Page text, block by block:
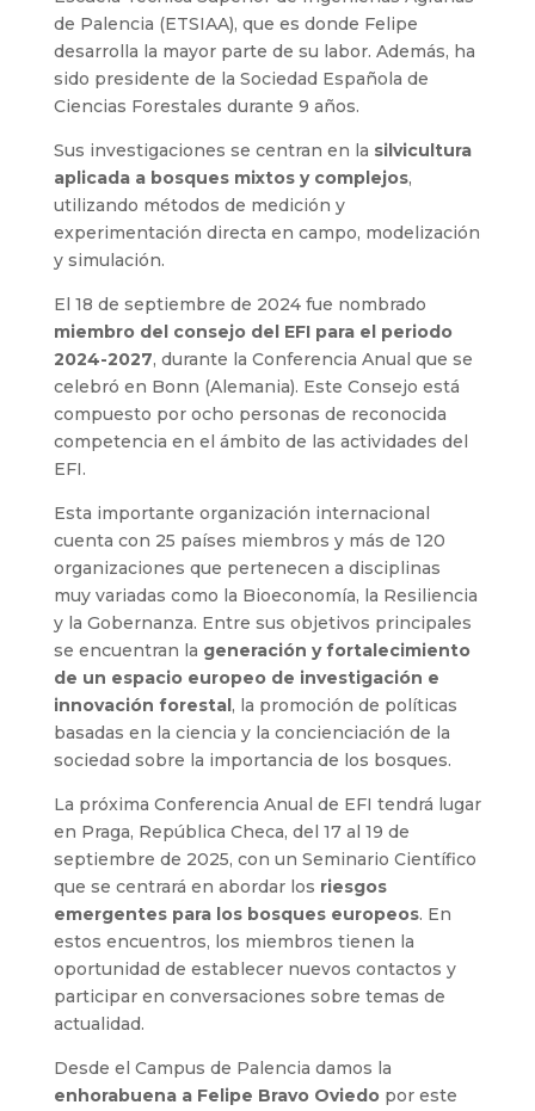
de Palencia (ETSIAA), que es donde Felipe
desarrolla la mayor parte de su labor. Además, ha
sido presidente de la Sociedad Española de
Ciencias Forestales durante 9 años.
Sus investigaciones se centran en la silvicultura
aplicada a bosques mixtos y complejos,
utilizando métodos de medición y
experimentación directa en campo, modelización
y simulación.
El 18 de septiembre de 2024 fue nombrado
miembro del consejo del EFI para el periodo
2024-2027, durante la Conferencia Anual que se
celebró en Bonn (Alemania). Este Consejo está
compuesto por ocho personas de reconocida
competencia en el ámbito de las actividades del
EFI.
Esta importante organización internacional
cuenta con 25 países miembros y más de 120
organizaciones que pertenecen a disciplinas
muy variadas como la Bioeconomía, la Resiliencia
y la Gobernanza. Entre sus objetivos principales
se encuentran la generación y fortalecimiento
de un espacio europeo de investigación e
innovación forestal, la promoción de políticas
basadas en la ciencia y la concienciación de la
sociedad sobre la importancia de los bosques.
La próxima Conferencia Anual de EFI tendrá lugar
en Praga, República Checa, del 17 al 19 de
septiembre de 2025, con un Seminario Científico
que se centrará en abordar los riesgos
emergentes para los bosques europeos. En
estos encuentros, los miembros tienen la
oportunidad de establecer nuevos contactos y
participar en conversaciones sobre temas de
actualidad.
Desde el Campus de Palencia damos la
enhorabuena a Felipe Bravo Oviedopor este